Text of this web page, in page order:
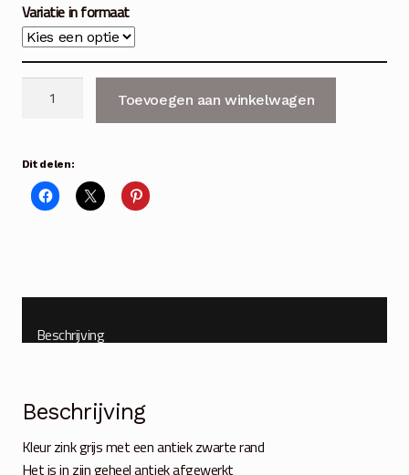
Variatie in formaat
emmer
S-
M-
3
Toevoegen aan winkelwagen
Dit delen:
Beschrijving
Beschrijving
Kleur zink grijs met een antiek zwarte rand
Het is in zijn geheel antiek afgewerkt